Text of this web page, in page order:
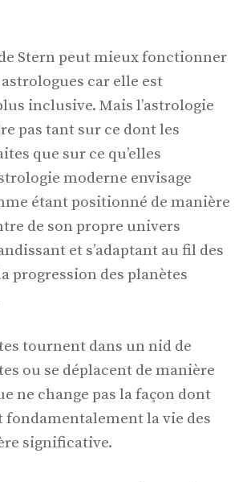
Stern peut mieux fonctionner
car elle est
inclusive. Mais l’astrologie
pas tant sur ce dont les
que sur ce qu’elles
moderne envisage
étant positionné de manière
de son propre univers
et s’adaptant au fil des
progression des planètes
tournent dans un nid de
ou se déplacent de manière
ne change pas la façon dont
fondamentalement la vie des
significative.